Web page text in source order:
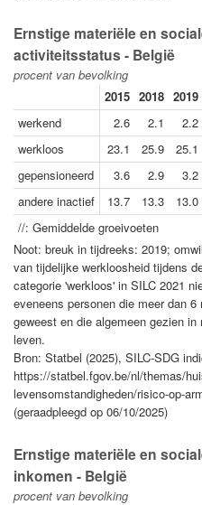
Ernstige materiële en
activiteitsstatus - België
procent van bevolking
2015 2018 2019
werkend
2.6 2.1 2.2
werkloos
23.1 25.9 25.1
gepensioneerd
3.6 2.9 3.2
andere inactief
13.7 13.3 13.0
//: Gemiddelde groeivoeten
Noot: breuk in tijdreeks: 2019;
van tijdelijke werkloosheid tijdens
categorie 'werkloos' in SILC 2021
eveneens personen die meer dan
geweest en die algemeen gezien
leven.
Bron: Statbel (2025), SILC-SDG
https://statbel.fgov.be/nl/themas/
levensomstandigheden/risico-op-
(geraadpleegd op 06/10/2025)
Ernstige materiële en
inkomen - België
procent van bevolking